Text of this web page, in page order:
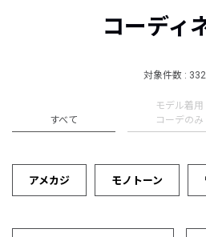
コーディ
対象件数 :
すべて
モデル着用
コーデのみ
アメカジ モノトーン